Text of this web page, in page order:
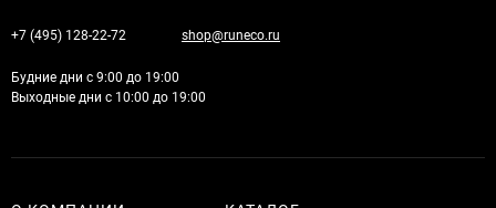
+7 (495) 128-22-72 shop@runeco.ru
Будние дни с 9:00 до 19:00
Выходные дни с 10:00 до 19:00